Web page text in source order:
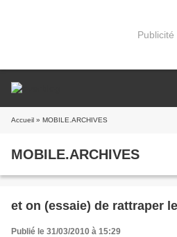
Publicité
Accueil » MOBILE.ARCHIVES
MOBILE.ARCHIVES
et on (essaie) de rattraper
Publié le 31/03/2010 à 15:29